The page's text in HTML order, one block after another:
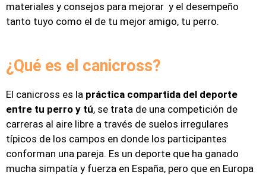
materiales y consejos para mejorar y el desempeño
tanto tuyo como el de tu mejor amigo, tu perro.
¿Qué es el canicross?
El canicross es la práctica compartida del deporte
entre tu perro y tú, se trata de una competición de
carreras al aire libre a través de suelos irregulares
típicos de los campos en donde los participantes
conforman una pareja. Es un deporte que ha ganado
mucha simpatía y fuerza en España, pero que en Europa